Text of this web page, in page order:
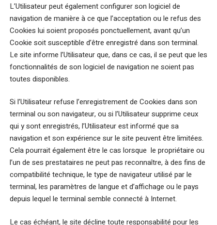
L’Utilisateur peut également configurer son logiciel de
navigation de manière à ce que l’acceptation ou le refus des
Cookies lui soient proposés ponctuellement, avant qu’un
Cookie soit susceptible d’être enregistré dans son terminal.
Le site informe l’Utilisateur que, dans ce cas, il se peut que les
fonctionnalités de son logiciel de navigation ne soient pas
toutes disponibles.
Si l’Utilisateur refuse l’enregistrement de Cookies dans son
terminal ou son navigateur, ou si l’Utilisateur supprime ceux
qui y sont enregistrés, l’Utilisateur est informé que sa
navigation et son expérience sur le site peuvent être limitées.
Cela pourrait également être le cas lorsque le propriétaire ou
l’un de ses prestataires ne peut pas reconnaître, à des fins de
compatibilité technique, le type de navigateur utilisé par le
terminal, les paramètres de langue et d’affichage ou le pays
depuis lequel le terminal semble connecté à Internet.
Le cas échéant, le site décline toute responsabilité pour les